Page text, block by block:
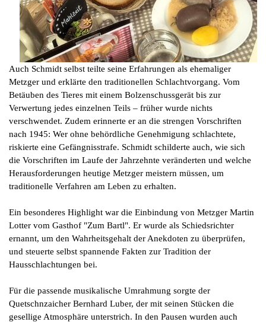
Auch Schmidt selbst teilte seine Erfahrungen als ehemaliger
Metzger und erklärte den traditionellen Schlachtvorgang. Vom
Betäuben des Tieres mit einem Bolzenschussgerät bis zur
Verwertung jedes einzelnen Teils – früher wurde nichts
verschwendet. Zudem erinnerte er an die strengen Vorschriften
nach 1945: Wer ohne behördliche Genehmigung schlachtete,
riskierte eine Gefängnisstrafe. Schmidt schilderte auch, wie sich
die Vorschriften im Laufe der Jahrzehnte veränderten und welche
Herausforderungen heutige Metzger meistern müssen, um
traditionelle Verfahren am Leben zu erhalten.
Ein besonderes Highlight war die Einbindung von Metzger Martin
Lotter vom Gasthof "Zum Bartl". Er wurde als Schiedsrichter
ernannt, um den Wahrheitsgehalt der Anekdoten zu überprüfen,
und steuerte selbst spannende Fakten zur Tradition der
Hausschlachtungen bei.
Für die passende musikalische Umrahmung sorgte der
Quetschnzaicher Bernhard Luber, der mit seinen Stücken die
gesellige Atmosphäre unterstrich. In den Pausen wurden auch